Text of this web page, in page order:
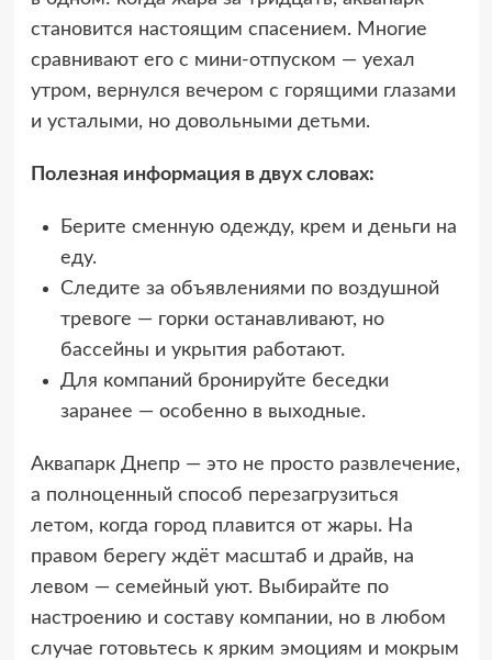
становится настоящим спасением. Многие
сравнивают его с мини-отпуском — уехал
утром, вернулся вечером с горящими глазами
и усталыми, но довольными детьми.
Полезная информация в двух словах:
Берите сменную одежду, крем и деньги на
еду.
Следите за объявлениями по воздушной
тревоге — горки останавливают, но
бассейны и укрытия работают.
Для компаний бронируйте беседки
заранее — особенно в выходные.
Аквапарк Днепр — это не просто развлечение,
а полноценный способ перезагрузиться
летом, когда город плавится от жары. На
правом берегу ждёт масштаб и драйв, на
левом — семейный уют. Выбирайте по
настроению и составу компании, но в любом
случае готовьтесь к ярким эмоциям и мокрым